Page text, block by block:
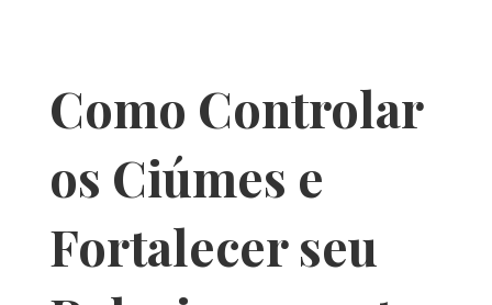
Como Controlar
os Ciúmes e
Fortalecer seu